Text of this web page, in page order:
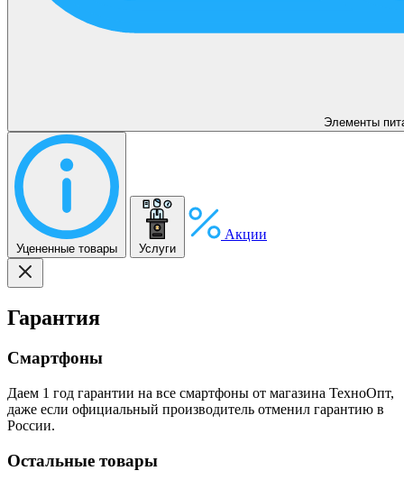
Элементы
Уцененные товары Услуги
Акции
Гарантия
Смартфоны
Даем 1 год гарантии на все смартфоны от магазина ТехноОпт,
даже если официальный производитель отменил гарантию в
России.
Остальные товары